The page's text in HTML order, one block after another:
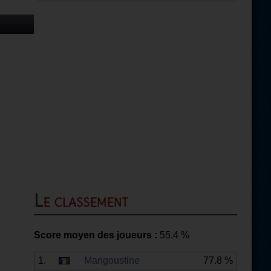
Le classement
Score moyen des joueurs : 55.4 %
1. Mangoustine 77.8 %